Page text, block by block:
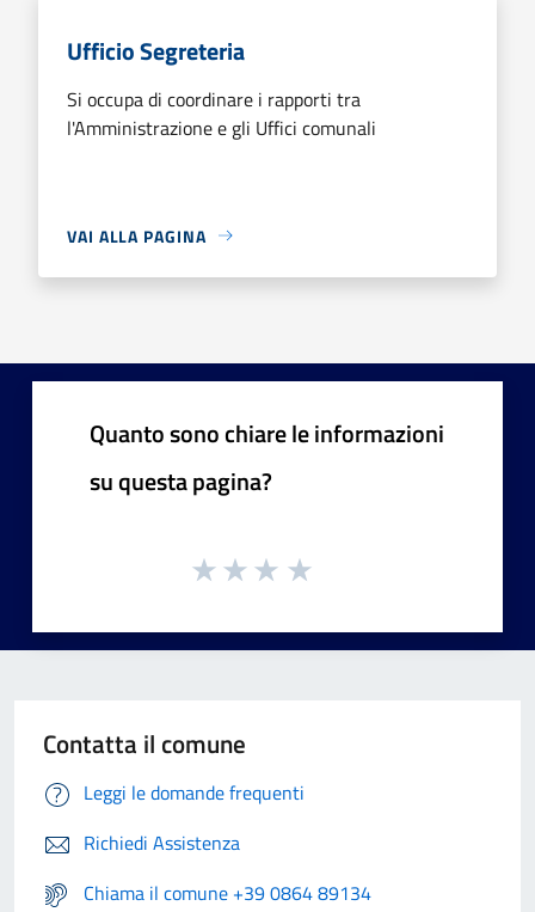
Ufficio Segreteria
Si occupa di coordinare i rapporti tra
l'Amministrazione e gli Uffici comunali
VAI ALLA PAGINA
Quanto sono chiare le informazioni
su questa pagina?
Contatta il comune
Leggi le domande frequenti
Richiedi Assistenza
Chiama il comune +39 0864 89134